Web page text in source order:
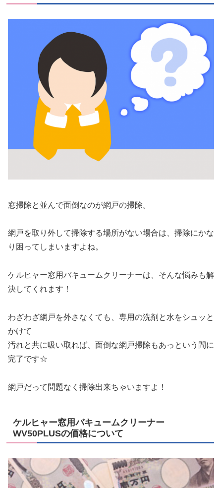
窓掃除と並んで面倒なのが網戸の掃除。
網戸を取り外して掃除する場所がない場合は、掃除にかな
り困ってしまいますよね。
ケルヒャー窓用バキュームクリーナーは、そんな悩みも解
決してくれます！
わざわざ網戸を外さなくても、専用の洗剤と水をシュッと
かけて
汚れと共に吸い取れば、面倒な網戸掃除もあっという間に
完了です☆
網戸だって問題なく掃除出来ちゃいますよ！
ケルヒャー窓用バキュームクリーナー
WV50PLUSの価格について